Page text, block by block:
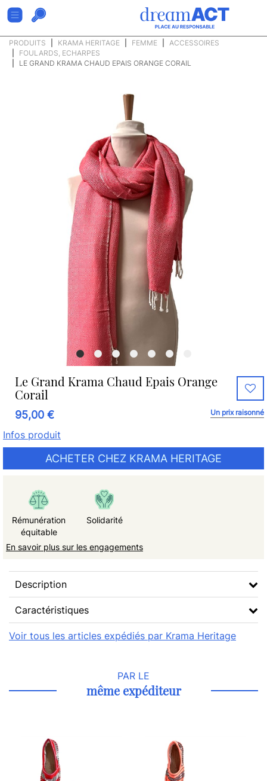
PRODUITS KRAMA HERITAGE FEMME
ACCESSOIRES
FOULARDS, ECHARPES
LE GRAND KRAMA CHAUD EPAIS ORANGE CORAIL
Le Grand Krama Chaud Epais Orange
Corail
95,00 € Un prix raisonné
Infos produit
ACHETER CHEZ KRAMA HERITAGE
Rémunération
équitable
Solidarité
En savoir plus sur les engagements
Description
Caractéristiques
Voir tous les articles expédiés par Krama Heritage
PAR LE
même expéditeur